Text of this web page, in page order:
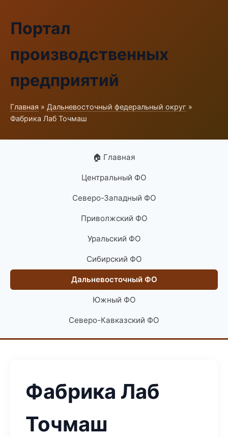
Портал
производственных
предприятий
Главная » Дальневосточный федеральный округ »
Фабрика Лаб Точмаш
🏠 Главная
Центральный ФО
Северо-Западный ФО
Приволжский ФО
Уральский ФО
Сибирский ФО
Дальневосточный ФО
Южный ФО
Северо-Кавказский ФО
Фабрика Лаб
Точмаш